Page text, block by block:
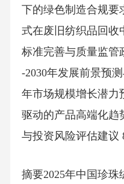
下的绿色制造合规要
式在废旧纺织品回收
标准完善与质量监管
-2030年发展前景预
年市场规模增长潜力
驱动的产品高端化趋
与投资风险评估建议
摘要2025年中国珍